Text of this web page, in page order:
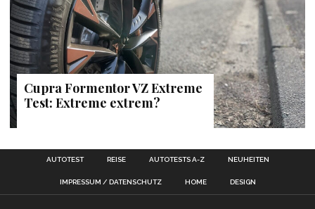
Cupra Formentor VZ Extreme
Test: Extreme extrem?
AUTOTEST REISE AUTOTESTS A-Z NEUHEITEN
IMPRESSUM / DATENSCHUTZ HOME DESIGN